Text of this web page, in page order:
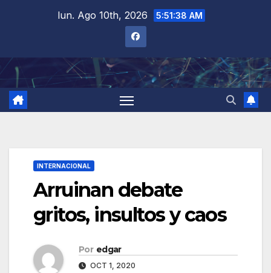
lun. Ago 10th, 2026 5:51:39 AM
INTERNACIONAL
Arruinan debate
gritos, insultos y caos
Por edgar
OCT 1, 2020